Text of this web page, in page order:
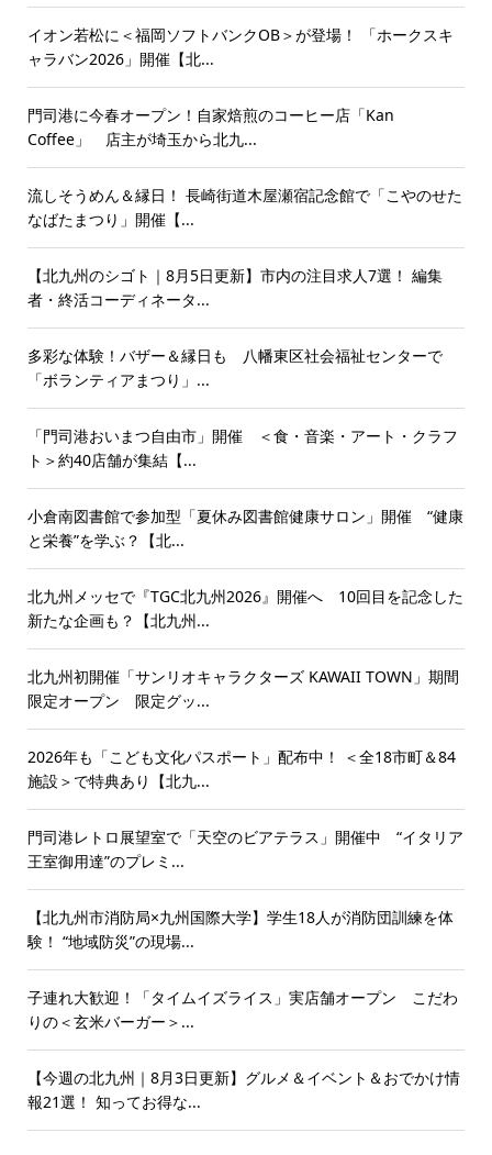
イオン若松に＜福岡ソフトバンクOB＞が登場！ 「ホークスキ
ャラバン2026」開催【北...
門司港に今春オープン！自家焙煎のコーヒー店「Kan
Coffee」 店主が埼玉から北九...
流しそうめん＆縁日！ 長崎街道木屋瀬宿記念館で「こやのせた
なばたまつり」開催【...
【北九州のシゴト｜8月5日更新】市内の注目求人7選！ 編集
者・終活コーディネータ...
多彩な体験！バザー＆縁日も 八幡東区社会福祉センターで
「ボランティアまつり」...
「門司港おいまつ自由市」開催 ＜食・音楽・アート・クラフ
ト＞約40店舗が集結【...
小倉南図書館で参加型「夏休み図書館健康サロン」開催 “健康
と栄養”を学ぶ？【北...
北九州メッセで『TGC北九州2026』開催へ 10回目を記念した
新たな企画も？【北九州...
北九州初開催「サンリオキャラクターズ KAWAII TOWN」期間
限定オープン 限定グッ...
2026年も「こども文化パスポート」配布中！ ＜全18市町＆84
施設＞で特典あり【北九...
門司港レトロ展望室で「天空のビアテラス」開催中 “イタリア
王室御用達”のプレミ...
【北九州市消防局×九州国際大学】学生18人が消防団訓練を体
験！ “地域防災”の現場...
子連れ大歓迎！「タイムイズライス」実店舗オープン こだわ
りの＜玄米バーガー＞...
【今週の北九州｜8月3日更新】グルメ＆イベント＆おでかけ情
報21選！ 知ってお得な...